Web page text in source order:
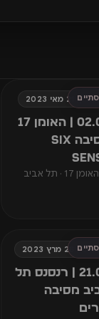
21 מאי 2023
02.06 | האומן 17
מסיבה Six
17 · תל אביב
28 מרץ 2023
21.03 | רנסנס תל
מסיבה